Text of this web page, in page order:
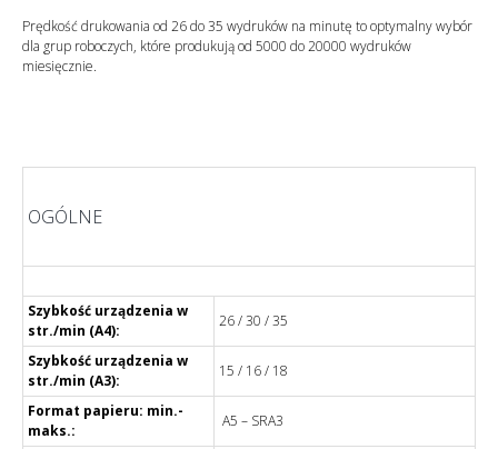
Prędkość drukowania od 26 do 35 wydruków na minutę to optymalny wybór
dla grup roboczych, które produkują od 5000 do 20000 wydruków
miesięcznie.
OGÓLNE
Szybkość urządzenia w
str./min (A4):
26 / 30 / 35
Szybkość urządzenia w
str./min (A3):
15 / 16 / 18
Format papieru: min.-
maks.:
A5 – SRA3